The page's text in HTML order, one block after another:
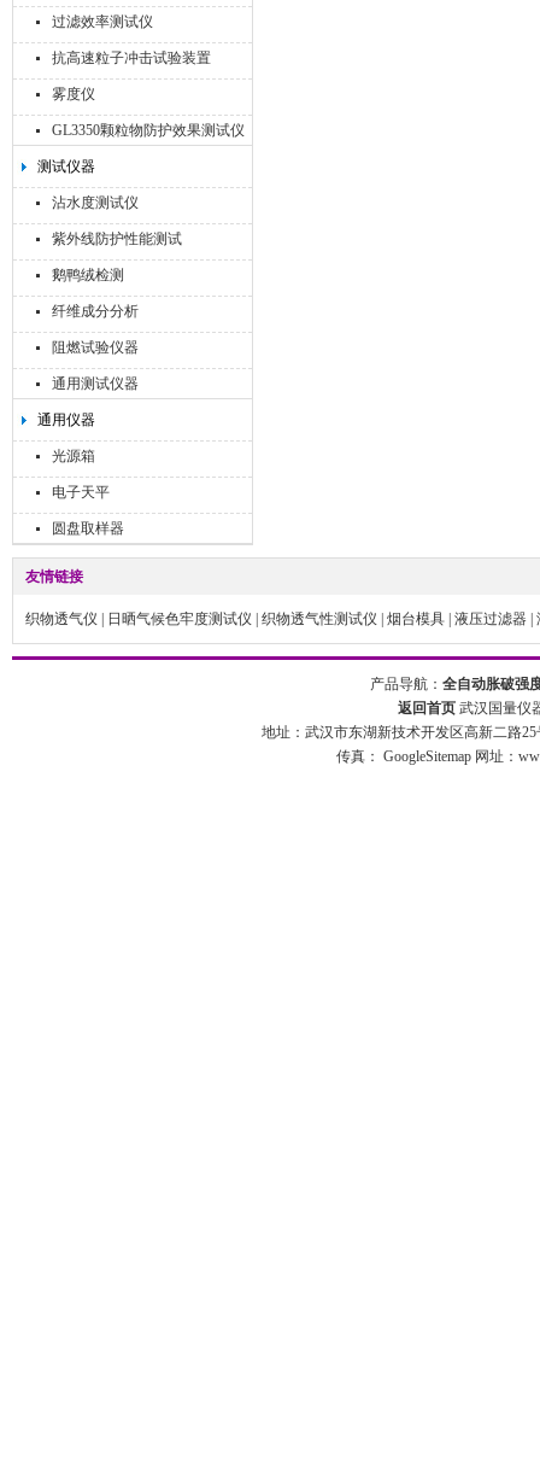
过滤效率测试仪
抗高速粒子冲击试验装置
雾度仪
GL3350颗粒物防护效果测试仪
测试仪器
沾水度测试仪
紫外线防护性能测试
鹅鸭绒检测
纤维成分分析
阻燃试验仪器
通用测试仪器
通用仪器
光源箱
电子天平
圆盘取样器
友情链接
织物透气仪 日晒气候色牢度测试仪 织物透气性测试仪 烟台模具 液压过滤器
产品导航： 全自动胀破强
返回首页武汉国量仪
地址：武汉市东湖新技术开发区高新二路
传真： GoogleSitemap 网址：